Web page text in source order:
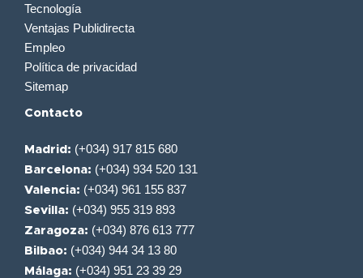
Tecnología
Ventajas Publidirecta
Empleo
Política de privacidad
Sitemap
Contacto
Madrid: (+034) 917 815 680
Barcelona: (+034) 934 520 131
Valencia: (+034) 961 155 837
Sevilla: (+034) 955 319 893
Zaragoza: (+034) 876 613 777
Bilbao: (+034) 944 34 13 80
Málaga: (+034) 951 23 39 29